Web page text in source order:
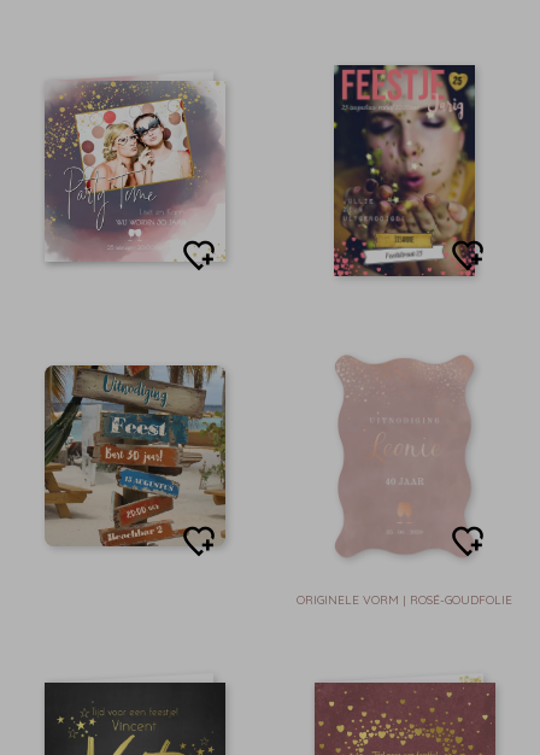
ORIGINELE VORM | ROSÉ-GOUDFOLIE